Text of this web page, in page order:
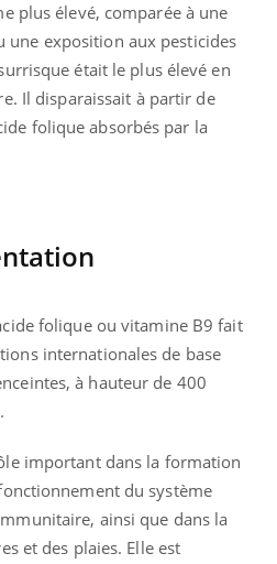
plus élevé, comparée à une
une exposition aux pesticides
était le plus élevé en
Il disparaissait à partir de
folique absorbés par la
folique ou vitamine B9 fait
internationales de base
à hauteur de 400
important dans la formation
du système
ainsi que dans la
et des plaies. Elle est